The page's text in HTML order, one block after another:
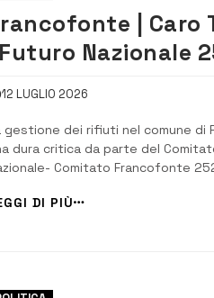
| Caro
Nazionale
aumenti con
12 LUGLIO 2026
gestione dei rifiuti nel comune di
dura critica da parte del
Comitato Francofonte
definita “ormai
DI PIÙ